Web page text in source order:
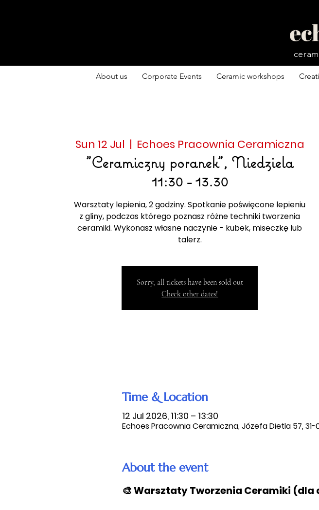
About us Corporate Events Ceramic workshops
Sun 12 Jul
  |
Echoes Pracownia Ceramiczna
"Ceramiczny poranek", Niedziela
11:30 - 13.30
Warsztaty lepienia, 2 godziny. Spotkanie poświęcone lepieniu
z gliny, podczas którego poznasz różne techniki tworzenia
ceramiki. Wykonasz własne naczynie - kubek, miseczkę lub
talerz.
Sorry, all tickets have been sold out
Check other dates!
Time & Location
12 Jul 2026, 11:30 – 13:30
Echoes Pracownia Ceramiczna, Józefa Dietla 57, 31-
About the event
🎨 Warsztaty Tworzenia Ceramiki